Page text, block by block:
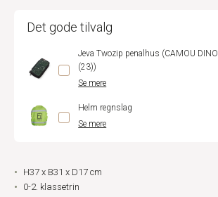
Det gode tilvalg
Jeva Twozip penalhus (CAMOU DINO
(23))
Se mere
Helm regnslag
Se mere
H37 x B31 x D17 cm
0-2. klassetrin